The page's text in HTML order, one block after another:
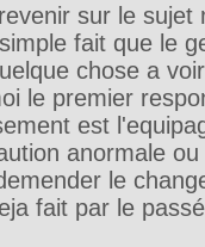
sur le sujet
fait que le
chose a
le premier
est
anormale
le
fait par le passé